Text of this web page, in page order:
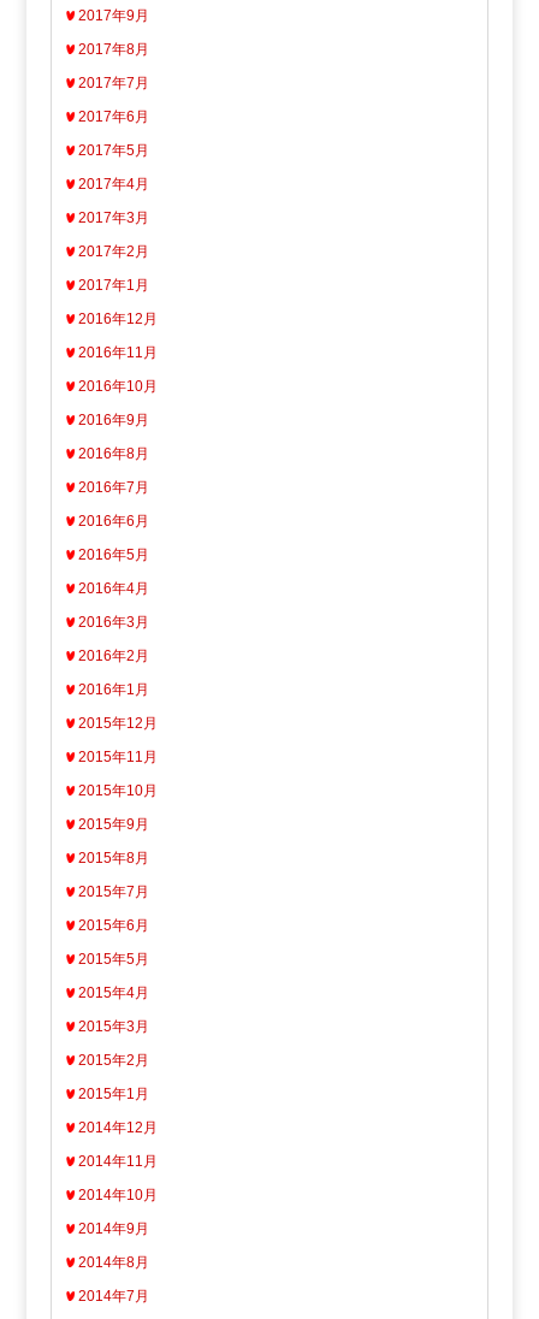
2017年9月
2017年8月
2017年7月
2017年6月
2017年5月
2017年4月
2017年3月
2017年2月
2017年1月
2016年12月
2016年11月
2016年10月
2016年9月
2016年8月
2016年7月
2016年6月
2016年5月
2016年4月
2016年3月
2016年2月
2016年1月
2015年12月
2015年11月
2015年10月
2015年9月
2015年8月
2015年7月
2015年6月
2015年5月
2015年4月
2015年3月
2015年2月
2015年1月
2014年12月
2014年11月
2014年10月
2014年9月
2014年8月
2014年7月